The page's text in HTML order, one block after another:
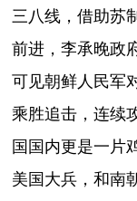
三八线，借助苏
前进，李承晚政
可见朝鲜人民军
乘胜追击，连续
国国内更是一片
美国大兵，和南